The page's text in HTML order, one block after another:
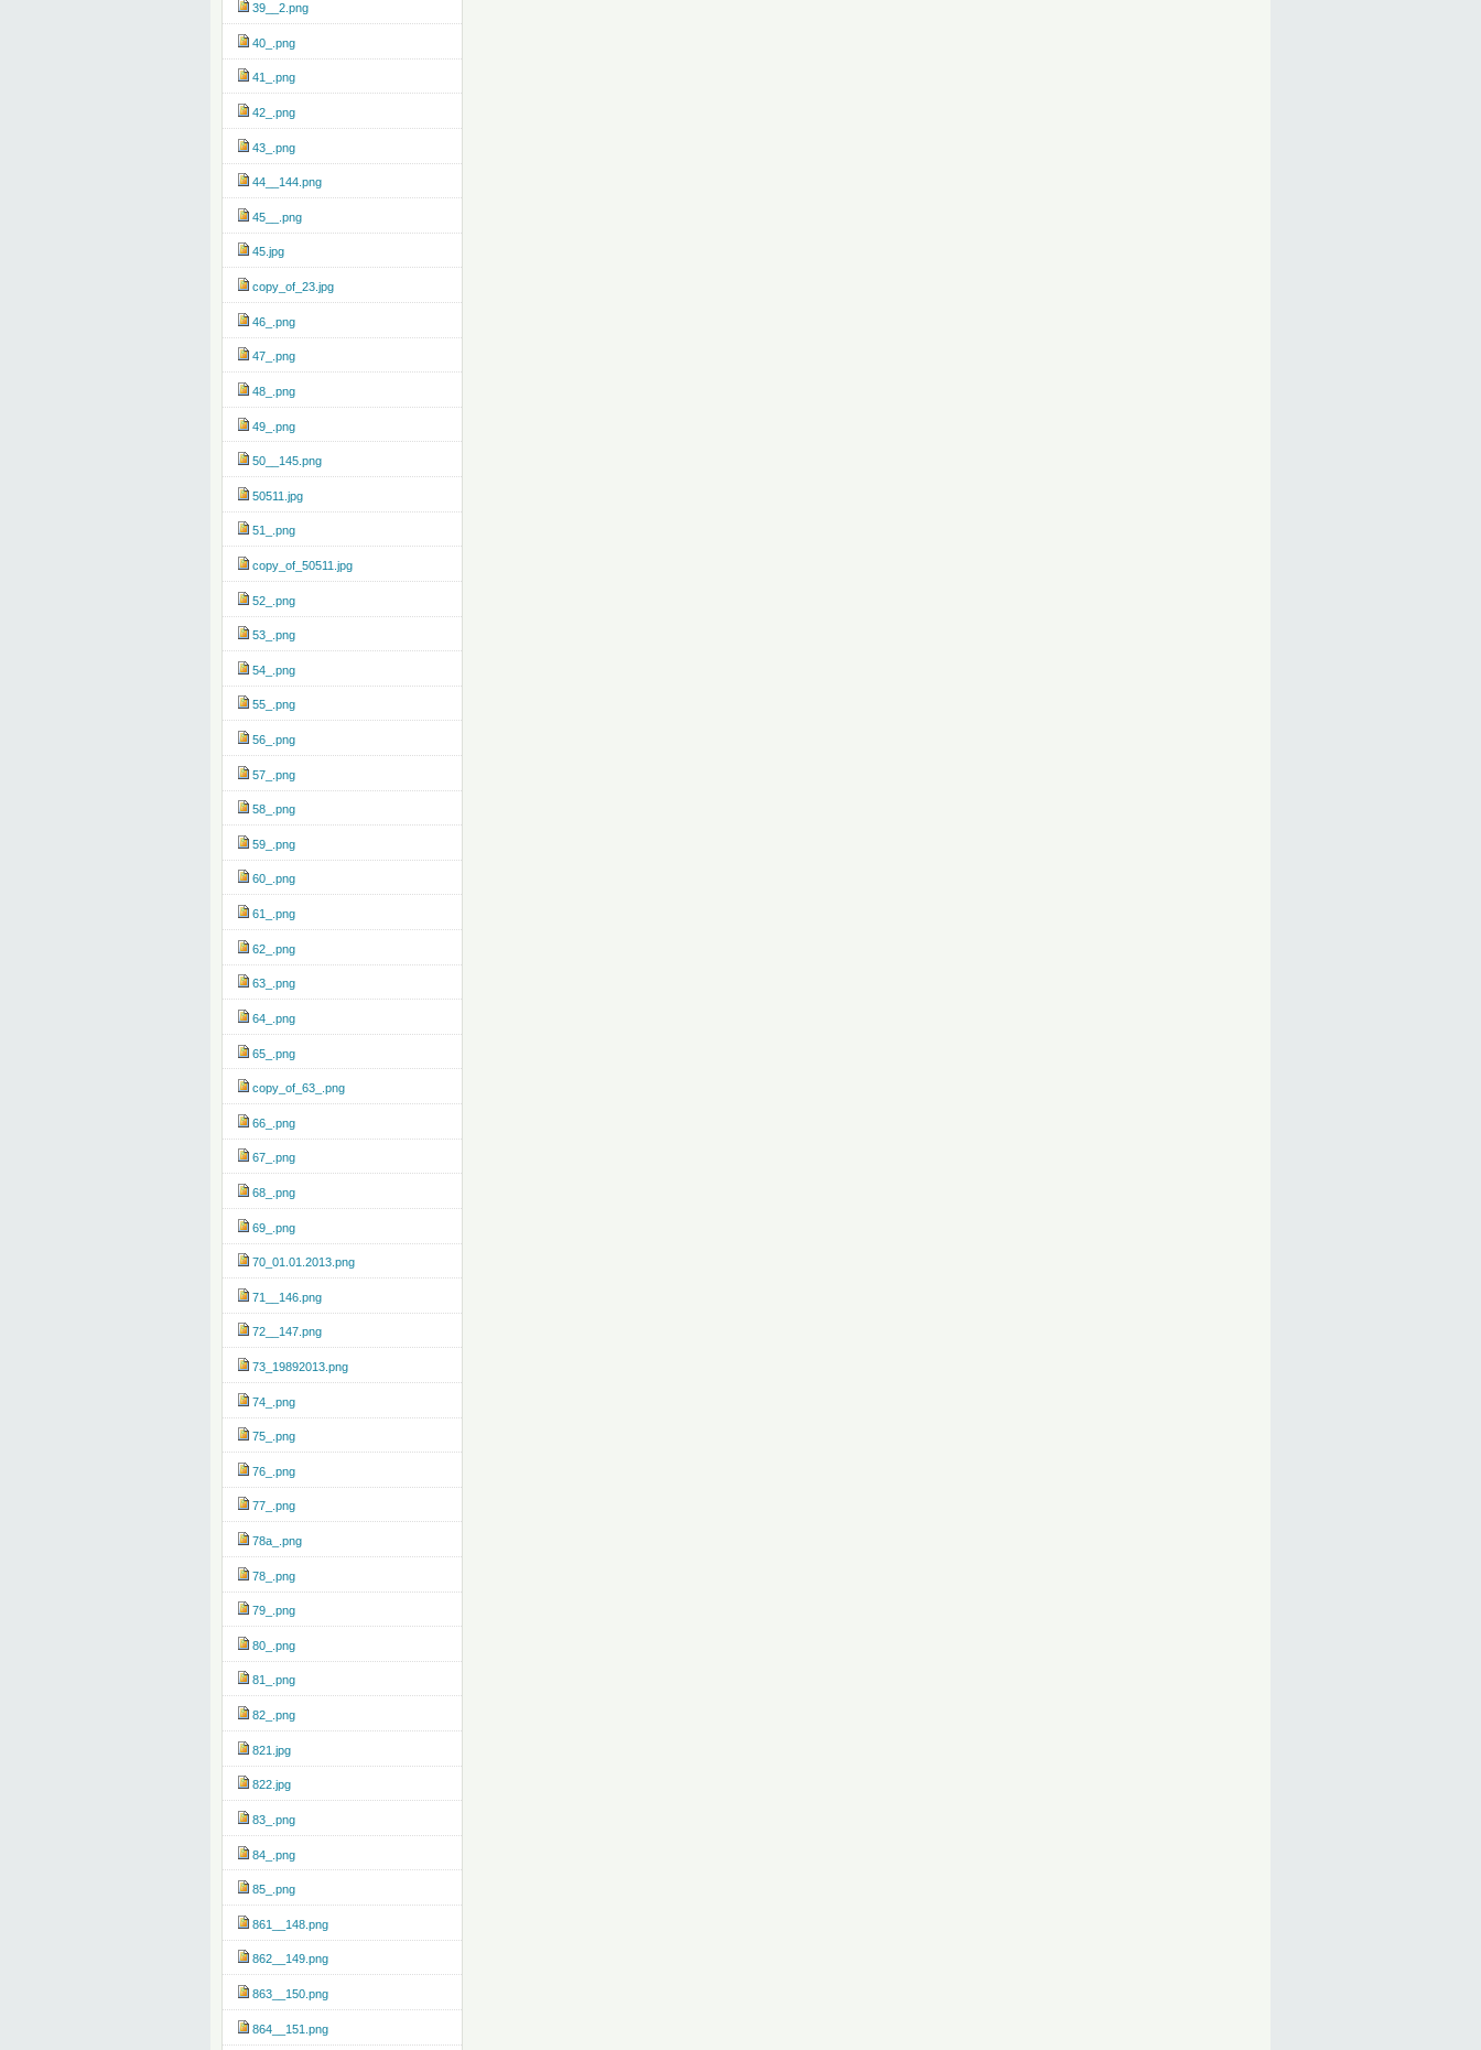
39__2.png
40_.png
41_.png
42_.png
43_.png
44__144.png
45__.png
45.jpg
copy_of_23.jpg
46_.png
47_.png
48_.png
49_.png
50__145.png
50511.jpg
51_.png
copy_of_50511.jpg
52_.png
53_.png
54_.png
55_.png
56_.png
57_.png
58_.png
59_.png
60_.png
61_.png
62_.png
63_.png
64_.png
65_.png
copy_of_63_.png
66_.png
67_.png
68_.png
69_.png
70_01.01.2013.png
71__146.png
72__147.png
73_19892013.png
74_.png
75_.png
76_.png
77_.png
78a_.png
78_.png
79_.png
80_.png
81_.png
82_.png
821.jpg
822.jpg
83_.png
84_.png
85_.png
861__148.png
862__149.png
863__150.png
864__151.png